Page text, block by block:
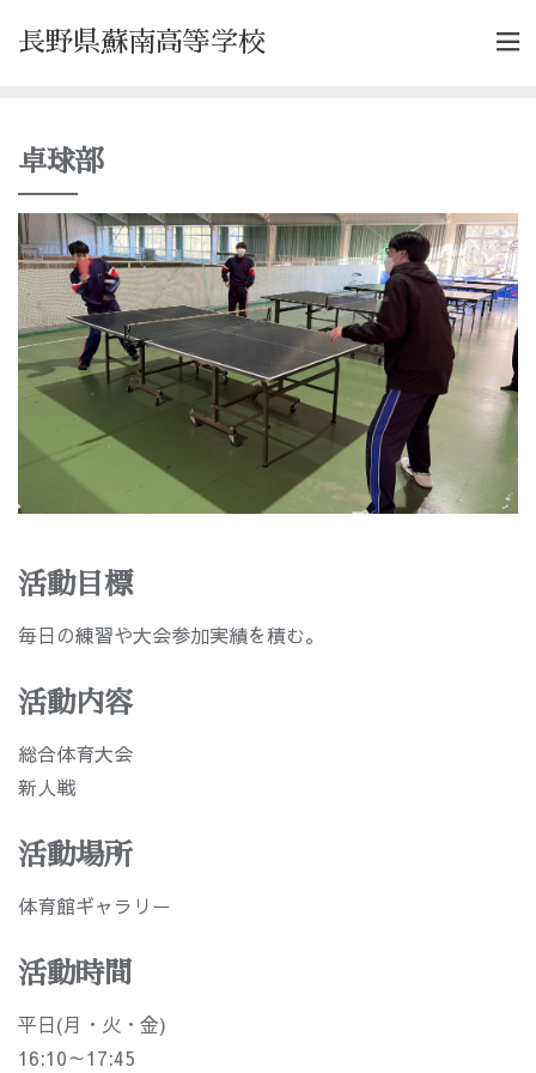
長野県蘇南高等学校
卓球部
活動目標
毎日の練習や大会参加実績を積む。
活動内容
総合体育大会
新人戦
活動場所
体育館ギャラリー
活動時間
平日(月・火・金)
16:10～17:45